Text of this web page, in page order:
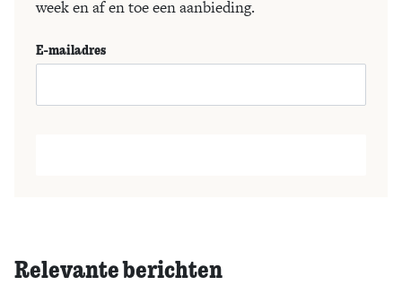
week en af en toe een aanbieding.
E-mailadres
Relevante berichten